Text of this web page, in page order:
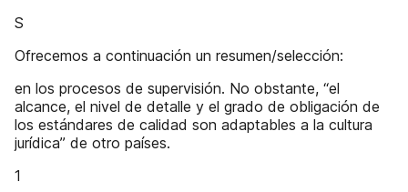
S
Ofrecemos a continuación un resumen/selección:
en los procesos de supervisión. No obstante, “el
alcance, el nivel de detalle y el grado de obligación de
los estándares de calidad son adaptables a la cultura
jurídica” de otro países.
1